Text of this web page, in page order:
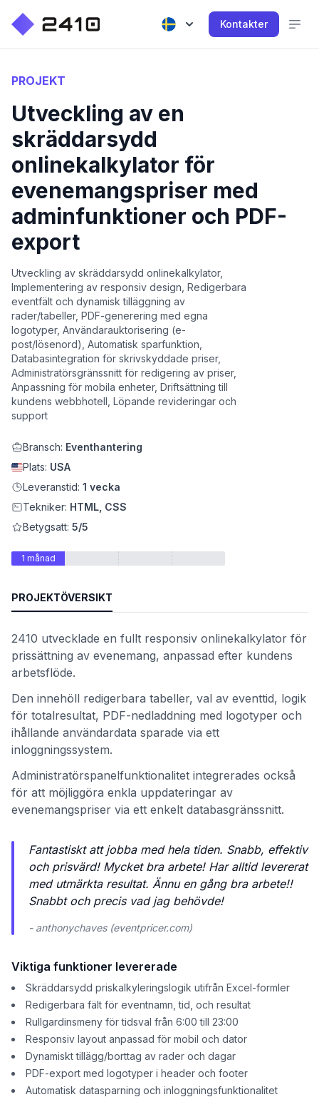
Kontakter
PROJEKT
Utveckling av en
skräddarsydd
onlinekalkylator för
evenemangspriser med
adminfunktioner och PDF-
export
Utveckling av skräddarsydd onlinekalkylator,
Implementering av responsiv design, Redigerbara
eventfält och dynamisk tilläggning av
rader/tabeller, PDF-generering med egna
logotyper, Användarauktorisering (e-
post/lösenord), Automatisk sparfunktion,
Databasintegration för skrivskyddade priser,
Administratörsgränssnitt för redigering av priser,
Anpassning för mobila enheter, Driftsättning till
kundens webbhotell, Löpande revideringar och
support
Bransch: Eventhantering
Plats: USA
Leveranstid: 1 vecka
Tekniker: HTML, CSS
Betygsatt: 5/5
1 månad
PROJEKTÖVERSIKT
2410 utvecklade en fullt responsiv onlinekalkylator för
prissättning av evenemang, anpassad efter kundens
arbetsflöde.
Den innehöll redigerbara tabeller, val av eventtid, logik
för totalresultat, PDF-nedladdning med logotyper och
ihållande användardata sparade via ett
inloggningssystem.
Administratörspanelfunktionalitet integrerades också
för att möjliggöra enkla uppdateringar av
evenemangspriser via ett enkelt databasgränssnitt.
Fantastiskt att jobba med hela tiden. Snabb, effektiv
och prisvärd! Mycket bra arbete! Har alltid levererat
med utmärkta resultat. Ännu en gång bra arbete!!
Snabbt och precis vad jag behövde!
- anthonychaves (eventpricer.com)
Viktiga funktioner levererade
Skräddarsydd priskalkyleringslogik utifrån Excel-formler
Redigerbara fält för eventnamn, tid, och resultat
Rullgardinsmeny för tidsval från 6:00 till 23:00
Responsiv layout anpassad för mobil och dator
Dynamiskt tillägg/borttag av rader och dagar
PDF-export med logotyper i header och footer
Automatisk datasparning och inloggningsfunktionalitet